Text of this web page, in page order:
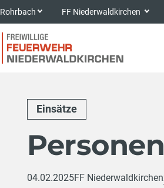
Rohrbach FF Niederwaldkirchen
Einsätze
04.02.2025FF Niederwaldkirchen